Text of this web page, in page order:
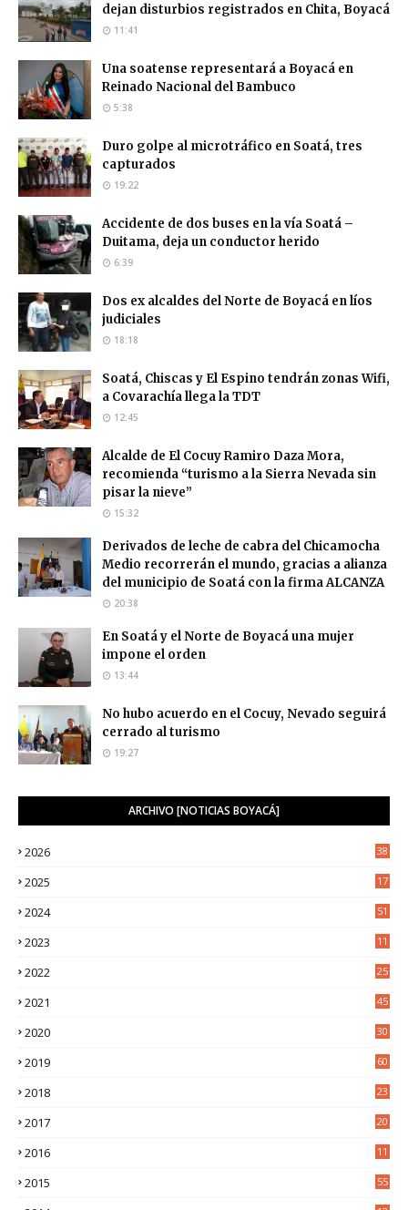
dejan disturbios registrados en Chita, Boyacá
11:41
Una soatense representará a Boyacá en
Reinado Nacional del Bambuco
5:38
Duro golpe al microtráfico en Soatá, tres
capturados
19:22
Accidente de dos buses en la vía Soatá –
Duitama, deja un conductor herido
6:39
Dos ex alcaldes del Norte de Boyacá en líos
judiciales
18:18
Soatá, Chiscas y El Espino tendrán zonas Wifi,
a Covarachía llega la TDT
12:45
Alcalde de El Cocuy Ramiro Daza Mora,
recomienda “turismo a la Sierra Nevada sin
pisar la nieve”
15:32
Derivados de leche de cabra del Chicamocha
Medio recorrerán el mundo, gracias a alianza
del municipio de Soatá con la firma ALCANZA
20:38
En Soatá y el Norte de Boyacá una mujer
impone el orden
13:44
No hubo acuerdo en el Cocuy, Nevado seguirá
cerrado al turismo
19:27
ARCHIVO [NOTICIAS BOYACÁ]
2026 38
2025
17
2024 51
2023
11
2022
25
2021
45
2020
30
2019 60
2018
23
2017
20
2016
11
2015 55